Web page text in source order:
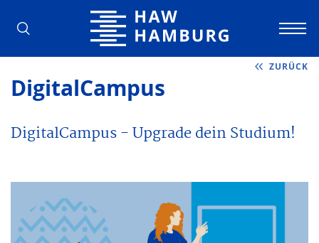
Hochschule für Angewandte
ZURÜCK
DigitalCampus
DigitalCampus - Upgrade dein Studium!